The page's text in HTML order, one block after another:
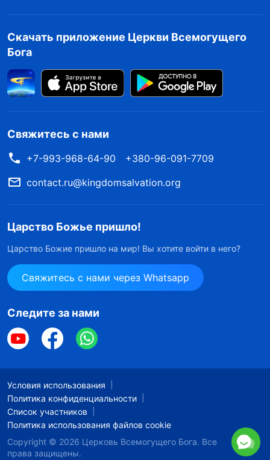
Скачать приложение Церкви Всемогущего
Бога
Свяжитесь с нами
+7-993-968-64-90
+380-96-091-7709
contact.ru@kingdomsalvation.org
Царство Божье пришло!
Царство Божие пришло на мир! Вы хотите войти в него?
Свяжитесь с нами через Whatsapp
Следите за нами
Условия использования
Политика конфиденциальности
Список участников
Политика использования файлов cookie
Copyright © 2026 Церковь Всемогущего Бога. Все
права защищены.